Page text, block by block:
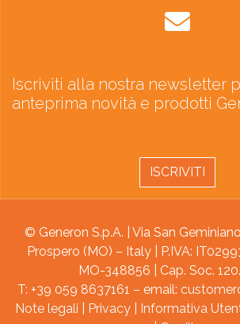
Iscriviti alla nostra newsletter
anteprima novità e prodotti
ISCRIVITI
© Generon S.p.A. | Via San
Prospero (MO) – Italy | P.IVA:
MO-348856 | Cap. Soc.
T: +39 059 8637161 – email:
Note legali
Privacy| Informativa